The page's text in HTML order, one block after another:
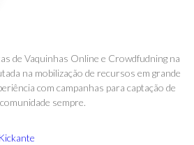
de Vaquinhas Online e Crowdfudning na
na mobilização de recursos em grande
com campanhas para captação de
sempre.